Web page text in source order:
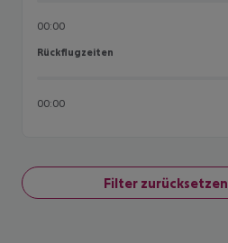
00:00
Rückflugzeiten
Rückflugzeiten
00:00
Filter zurücksetzen